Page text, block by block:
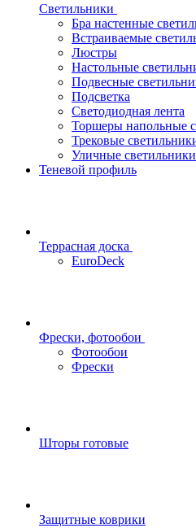
Светильники
Бра настенные
Встраиваемые
Люстры
Настольные
Подвесные
Подсветка
Светодиодная лента
Торшеры напольные
Трековые
Уличные светильники
Теневой профиль
Террасная доска
EuroDeck
Фрески, фотообои
Фотообои
Фрески
Шторы готовые
Защитные коврики